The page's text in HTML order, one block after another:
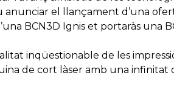
anunciar el llançament d’una
BCN3D Ignis et portaràs
inqüestionable de les
de cort làser amb una infinitat